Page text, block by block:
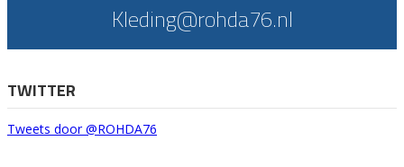
Kleding@rohda76.nl
TWITTER
Tweets door @ROHDA76